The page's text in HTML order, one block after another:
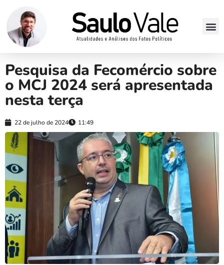
Pesquisa da Fecomércio sobre
o MCJ 2024 será apresentada
nesta terça
22 de julho de 2024 11:49